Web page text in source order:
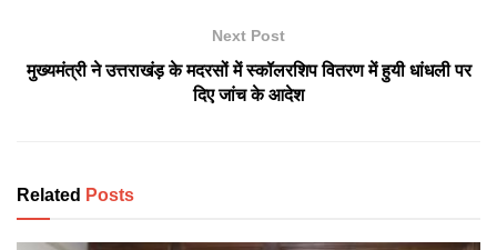
Next Post
मुख्यमंत्री ने उत्तराखंड़ के मदरसों में स्कॉलरशिप वितरण में हुयी धांधली पर
दिए जांच के आदेश
Related Posts